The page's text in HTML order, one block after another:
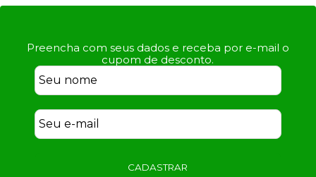
Preencha com seus dados e receba por e-mail o
cupom de desconto.
CADASTRAR